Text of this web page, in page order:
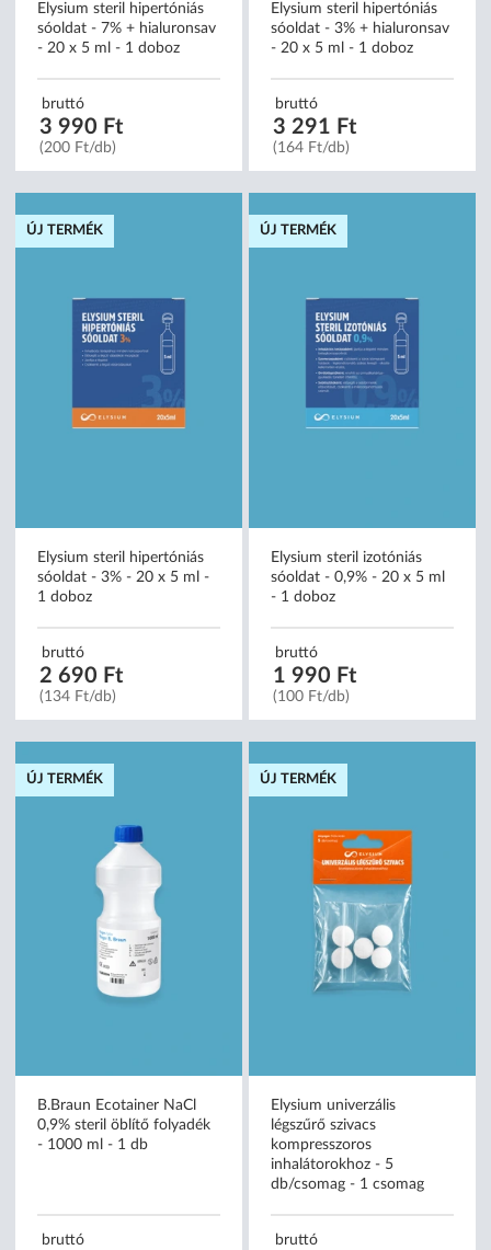
Elysium steril hipertóniás
sóoldat - 7% + hialuronsav
- 20 x 5 ml - 1 doboz
bruttó
3 990 Ft
(200 Ft/db)
Elysium steril hipertóniás
sóoldat - 3% + hialuronsav
- 20 x 5 ml - 1 doboz
bruttó
3 291 Ft
(164 Ft/db)
ÚJ TERMÉK
Elysium steril hipertóniás
sóoldat - 3% - 20 x 5 ml -
1 doboz
bruttó
2 690 Ft
(134 Ft/db)
ÚJ TERMÉK
Elysium steril izotóniás
sóoldat - 0,9% - 20 x 5 ml
- 1 doboz
bruttó
1 990 Ft
(100 Ft/db)
ÚJ TERMÉK
B.Braun Ecotainer NaCl
0,9% steril öblítő folyadék
- 1000 ml - 1 db
bruttó
ÚJ TERMÉK
Elysium univerzális
légszűrő szivacs
kompresszoros
inhalátorokhoz - 5
db/csomag - 1 csomag
bruttó